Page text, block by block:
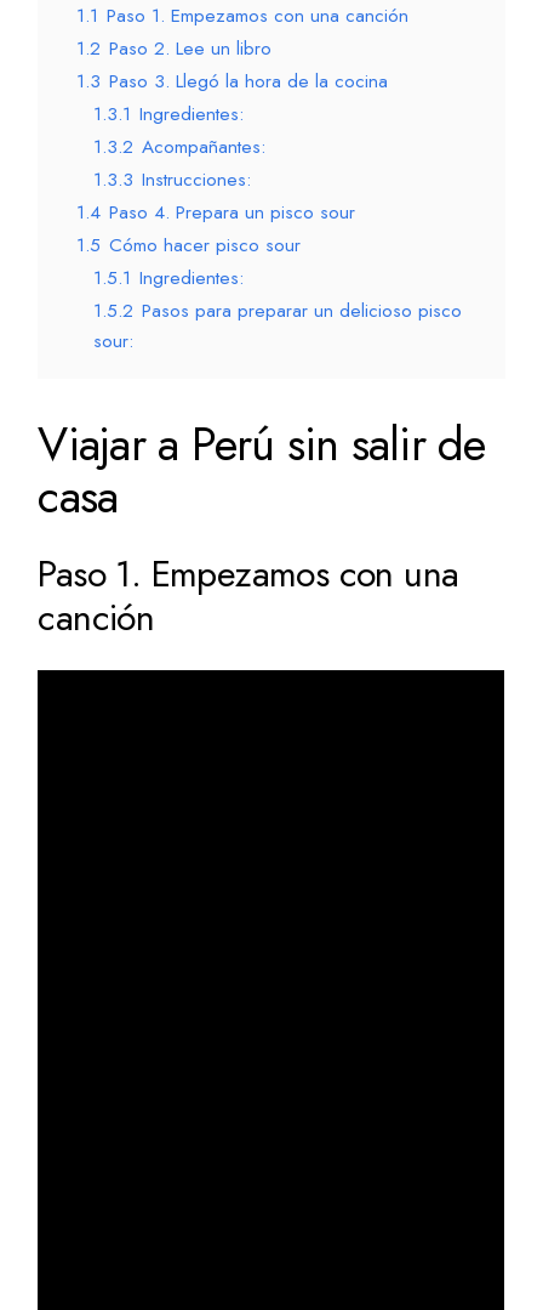
1.1 Paso 1. Empezamos con una canción
1.2 Paso 2. Lee un libro
1.3 Paso 3. Llegó la hora de la cocina
1.3.1 Ingredientes:
1.3.2 Acompañantes:
1.3.3 Instrucciones:
1.4 Paso 4. Prepara un pisco sour
1.5 Cómo hacer pisco sour
1.5.1 Ingredientes:
1.5.2 Pasos para preparar un delicioso pisco
sour:
Viajar a Perú sin salir de
casa
Paso 1. Empezamos con una
canción